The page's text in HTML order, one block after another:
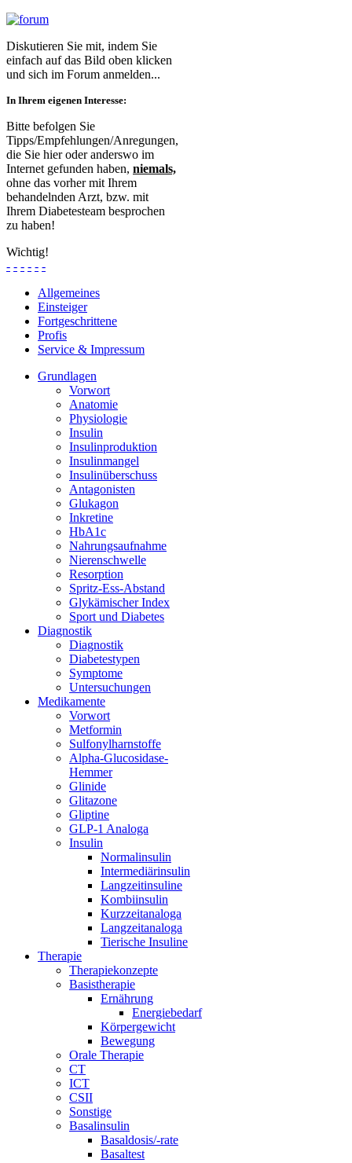
Diskutieren Sie mit, indem Sie
einfach auf das Bild oben klicken
und sich im Forum anmelden...
In Ihrem eigenen Interesse:
Bitte befolgen Sie
Tipps/Empfehlungen/Anregungen,
die Sie hier oder anderswo im
Internet gefunden haben, niemals,
ohne das vorher mit Ihrem
behandelnden Arzt, bzw. mit
Ihrem Diabetesteam besprochen
zu haben!
Wichtig!
- - - - - -
Allgemeines
Einsteiger
Fortgeschrittene
Profis
Service & Impressum
Grundlagen
Vorwort
Anatomie
Physiologie
Insulin
Insulinproduktion
Insulinmangel
Insulinüberschuss
Antagonisten
Glukagon
Inkretine
HbA1c
Nahrungsaufnahme
Nierenschwelle
Resorption
Spritz-Ess-Abstand
Glykämischer Index
Sport und Diabetes
Diagnostik
Diagnostik
Diabetestypen
Symptome
Untersuchungen
Medikamente
Vorwort
Metformin
Sulfonylharnstoffe
Alpha-Glucosidase-
Hemmer
Glinide
Glitazone
Gliptine
GLP-1 Analoga
Insulin
Normalinsulin
Intermediärinsulin
Langzeitinsuline
Kombiinsulin
Kurzzeitanaloga
Langzeitanaloga
Tierische Insuline
Therapie
Therapiekonzepte
Basistherapie
Ernährung
Energiebedarf
Körpergewicht
Bewegung
Orale Therapie
CT
ICT
CSII
Sonstige
Basalinsulin
Basaldosis/-rate
Basaltest